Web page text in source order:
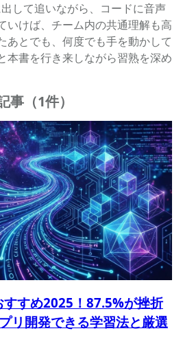
して追いながら、コードに音声
いけば、チーム内の共通理解も高
あとでも、何度でも手を動かして
本書を行き来しながら習熟を深め
事（1件）
すめ2025！87.5%が挫折
リ開発できる学習法と厳選